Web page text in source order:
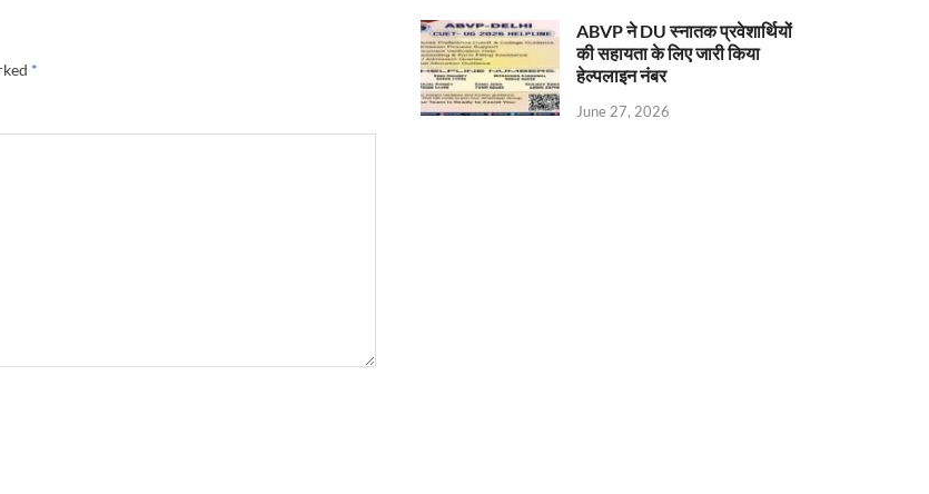
*
ABVP ने DU स्नातक प्रवेशार्थियों
की सहायता के लिए जारी किया
हेल्पलाइन नंबर
June 27, 2026